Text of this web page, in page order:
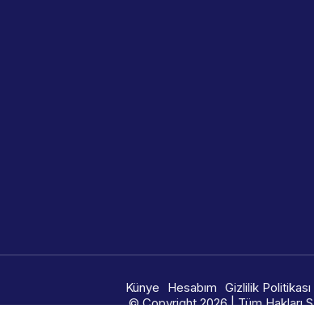
Künye Hesabım Gizlilik Politikası
© Copyright 2026 | Tüm Hakları